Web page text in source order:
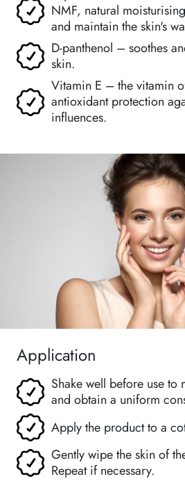
NMF, natural
and maintain the skin's
D-panthenol – soothes
skin.
Vitamin E – the vitamin
antioxidant protection
influences.
Application
Shake well before use to
and obtain a uniform
Apply the product to a
Gently wipe the skin of
Repeat if necessary.